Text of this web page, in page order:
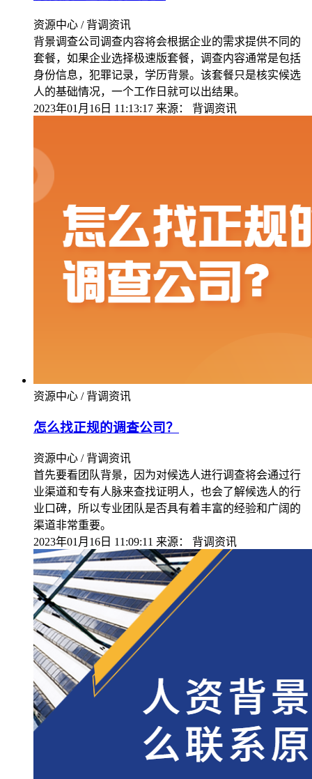
资源中心 / 背调资讯
背景调查公司调查内容将会根据企业的需求提供不同的
套餐，如果企业选择极速版套餐，调查内容通常是包括
身份信息，犯罪记录，学历背景。该套餐只是核实候选
人的基础情况，一个工作日就可以出结果。
2023年01月16日 11:13:17 来源： 背调资讯
资源中心 / 背调资讯
怎么找正规的调查公司？
资源中心 / 背调资讯
首先要看团队背景，因为对候选人进行调查将会通过行
业渠道和专有人脉来查找证明人，也会了解候选人的行
业口碑，所以专业团队是否具有着丰富的经验和广阔的
渠道非常重要。
2023年01月16日 11:09:11 来源： 背调资讯